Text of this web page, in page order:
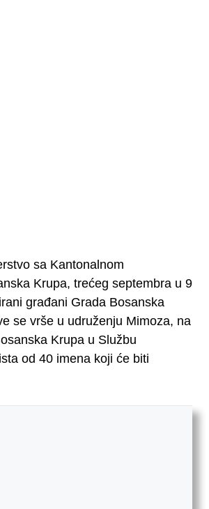
sa Kantonalnom
Krupa, trećeg septembra u 9
građani Grada Bosanska
se vrše u udruženju Mimoza, na
Krupa u Službu
od 40 imena koji će biti